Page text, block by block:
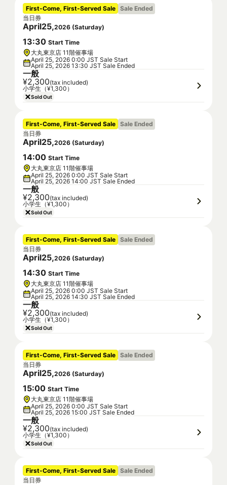
First-Come, First-Served Sale Sale Ended
当日券
April25,2026 (Saturday)
13:30 Start Time
大丸東京店 11階催事場
April 25, 2026 0:00 JST Sale Start
April 25, 2026 13:30 JST Sale Ended
一般
¥2,300(tax included)
小学生（¥1,300）
Sold Out
First-Come, First-Served Sale Sale Ended
当日券
April25,2026 (Saturday)
14:00 Start Time
大丸東京店 11階催事場
April 25, 2026 0:00 JST Sale Start
April 25, 2026 14:00 JST Sale Ended
一般
¥2,300(tax included)
小学生（¥1,300）
Sold Out
First-Come, First-Served Sale Sale Ended
当日券
April25,2026 (Saturday)
14:30 Start Time
大丸東京店 11階催事場
April 25, 2026 0:00 JST Sale Start
April 25, 2026 14:30 JST Sale Ended
一般
¥2,300(tax included)
小学生（¥1,300）
Sold Out
First-Come, First-Served Sale Sale Ended
当日券
April25,2026 (Saturday)
15:00 Start Time
大丸東京店 11階催事場
April 25, 2026 0:00 JST Sale Start
April 25, 2026 15:00 JST Sale Ended
一般
¥2,300(tax included)
小学生（¥1,300）
Sold Out
First-Come, First-Served Sale Sale Ended
当日券